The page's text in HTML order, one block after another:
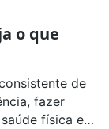
o que
de
fazer
física e